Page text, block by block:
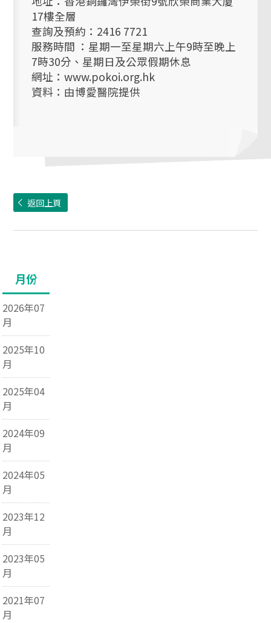
17樓全層
查詢及預約：2416 7721
服務時間 ：星期一至星期六上午9時至晚上
7時30分、星期日及公眾假期休息
網址：www.pokoi.org.hk
資料：由博愛醫院提供
返回上頁
月份
2026年07
月
2025年10
月
2025年04
月
2024年09
月
2024年05
月
2023年12
月
2023年05
月
2021年07
月